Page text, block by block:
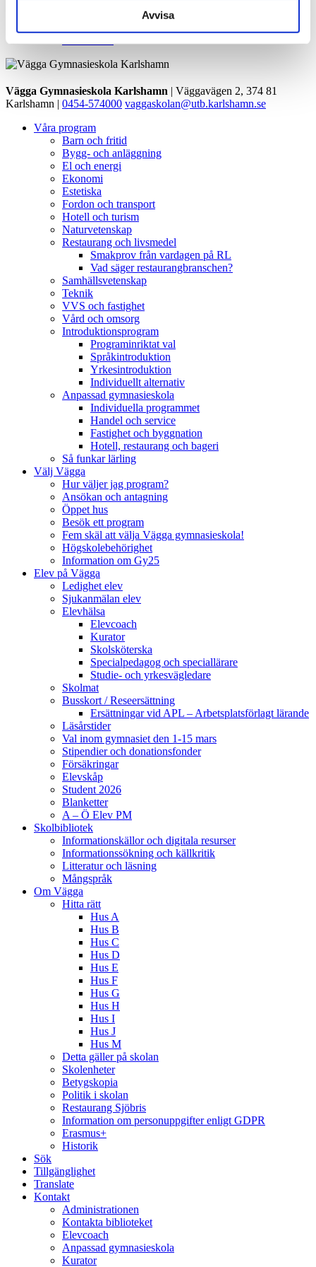
Avvisa
Vägga Gymnasieskola Karlshamn | Väggavägen 2, 374 81
Karlshamn | 0454-574000 vaggaskolan@utb.karlshamn.se
Våra program
Barn och fritid
Bygg- och anläggning
El och energi
Ekonomi
Estetiska
Fordon och transport
Hotell och turism
Naturvetenskap
Restaurang och livsmedel
Smakprov från vardagen på RL
Vad säger restaurangbranschen?
Samhällsvetenskap
Teknik
VVS och fastighet
Vård och omsorg
Introduktionsprogram
Programinriktat val
Språkintroduktion
Yrkesintroduktion
Individuellt alternativ
Anpassad gymnasieskola
Individuella programmet
Handel och service
Fastighet och byggnation
Hotell, restaurang och bageri
Så funkar lärling
Välj Vägga
Hur väljer jag program?
Ansökan och antagning
Öppet hus
Besök ett program
Fem skäl att välja Vägga gymnasieskola!
Högskolebehörighet
Information om Gy25
Elev på Vägga
Ledighet elev
Sjukanmälan elev
Elevhälsa
Elevcoach
Kurator
Skolsköterska
Specialpedagog och speciallärare
Studie- och yrkesvägledare
Skolmat
Busskort / Reseersättning
Ersättningar vid APL – Arbetsplatsförlagt lärande
Läsårstider
Val inom gymnasiet den 1-15 mars
Stipendier och donationsfonder
Försäkringar
Elevskåp
Student 2026
Blanketter
A – Ö Elev PM
Skolbibliotek
Informationskällor och digitala resurser
Informationssökning och källkritik
Litteratur och läsning
Mångspråk
Om Vägga
Hitta rätt
Hus A
Hus B
Hus C
Hus D
Hus E
Hus F
Hus G
Hus H
Hus I
Hus J
Hus M
Detta gäller på skolan
Skolenheter
Betygskopia
Politik i skolan
Restaurang Sjöbris
Information om personuppgifter enligt GDPR
Erasmus+
Historik
Sök
Tillgänglighet
Translate
Kontakt
Administrationen
Kontakta biblioteket
Elevcoach
Anpassad gymnasieskola
Kurator